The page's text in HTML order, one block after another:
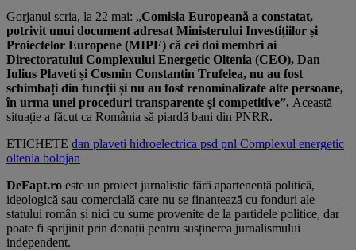
Gorjanul scria, la 22 mai: „Comisia Europeană a constatat,
potrivit unui document adresat Ministerului Investițiilor și
Proiectelor Europene (MIPE) că cei doi membri ai
Directoratului Complexului Energetic Oltenia (CEO), Dan
Iulius Plaveti și Cosmin Constantin Trufelea, nu au fost
schimbați din funcții și nu au fost renominalizate alte persoane,
în urma unei proceduri transparente și competitive”. Această
situație a făcut ca România să piardă bani din PNRR.
ETICHETE dan plaveti hidroelectrica psd pnl Complexul energetic
oltenia bolojan
DeFapt.ro este un proiect jurnalistic fără apartenență politică,
ideologică sau comercială care nu se finanțează cu fonduri ale
statului român și nici cu sume provenite de la partidele politice, dar
poate fi sprijinit prin donații pentru susținerea jurnalismului
independent.